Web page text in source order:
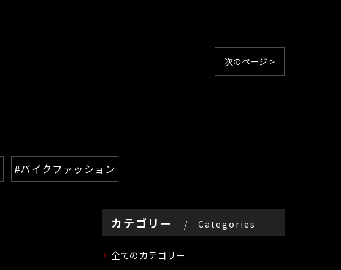
次のページ >
#バイクファッション
カテゴリー Categories
全てのカテゴリー